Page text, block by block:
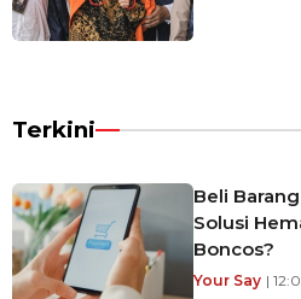
Terkini
Beli
Solusi
Boncos?
Your Say |